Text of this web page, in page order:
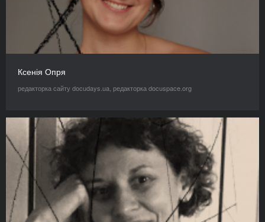
Ксенія Опря
редакторка сайту docudays.ua, редакторка docuspace.org